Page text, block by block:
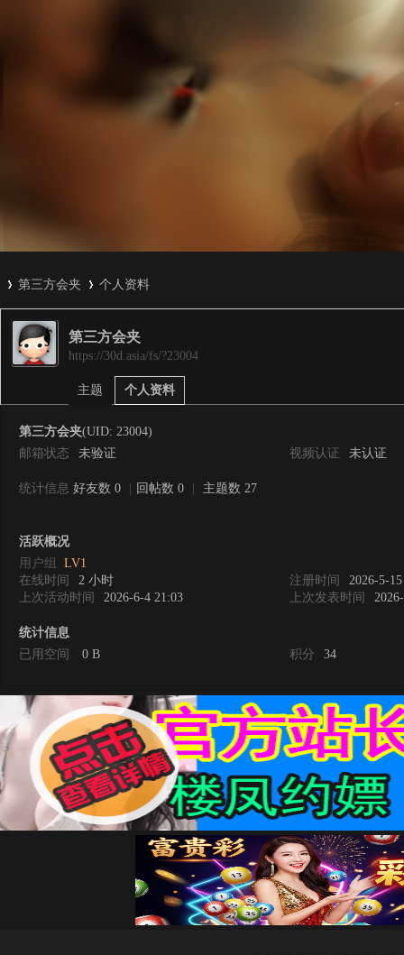
第三方会夹
›
个人资料
第三方会夹
https://30d.asia/fs/?23004
主题 个人资料
第三方会夹(UID: 23004)
邮箱状态
未验证 视频认证 未认证
统计信息 好友数 0 回帖数 0 主题数 27
活跃概况
用户组 LV1
在线时间
2 小时 注册时间
2026-5-
上次活动时间
2026-6-4 21:03 上次发表时间
统计信息
已用空间
0 B 积分 34